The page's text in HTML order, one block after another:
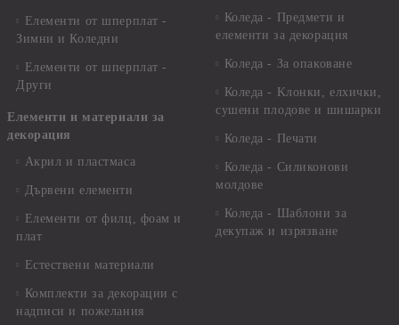
Елементи от шперплат -
Зимни и Коледни
Елементи от шперплат -
Други
Елементи и материали за
декорация
Акрил и пластмаса
Дървени елементи
Елементи от филц, фоам и
плат
Естествени материали
Комплекти за декорации с
надписи и пожелания
Коледа - Предмети и
елементи за декорация
Коледа - За опаковане
Коледа - Kлонки, елхички,
сушени плодове и шишарки
Коледа - Печати
Коледа - Силиконови
молдове
Коледа - Шаблони за
декупаж и изрязване